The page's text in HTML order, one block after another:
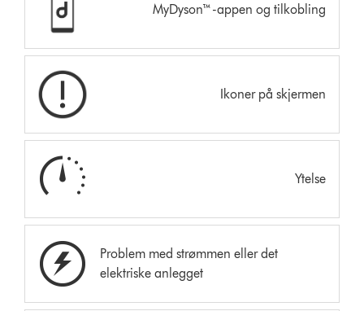
MyDyson™-appen og tilkobling
Ikoner på skjermen
Ytelse
Problem med strømmen eller det
elektriske anlegget